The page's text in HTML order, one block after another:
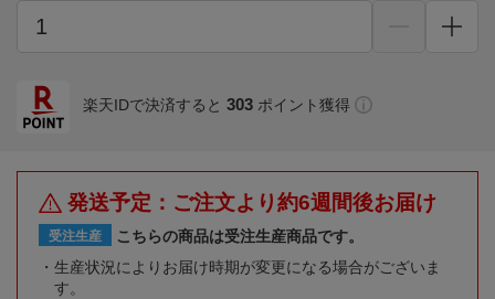
楽天IDで決済すると 303 ポイント獲得
発送予定：ご注文より約6週間後お届け
受注生産
こちらの商品は受注生産商品です。
生産状況によりお届け時期が変更になる場合がございま
す。